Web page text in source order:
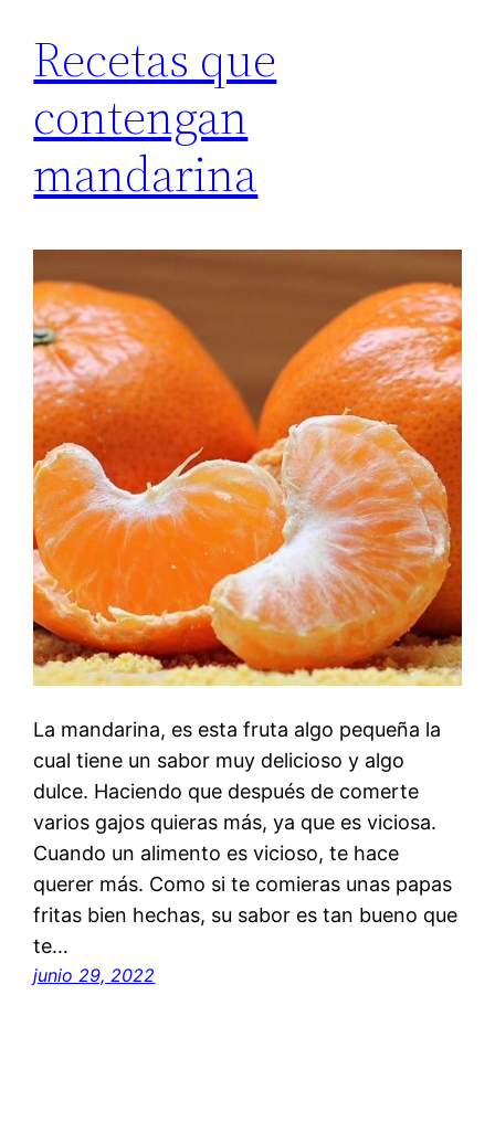
Recetas que
contengan
mandarina
La mandarina, es esta fruta algo pequeña la
cual tiene un sabor muy delicioso y algo
dulce. Haciendo que después de comerte
varios gajos quieras más, ya que es viciosa.
Cuando un alimento es vicioso, te hace
querer más. Como si te comieras unas papas
fritas bien hechas, su sabor es tan bueno que
te…
junio 29, 2022